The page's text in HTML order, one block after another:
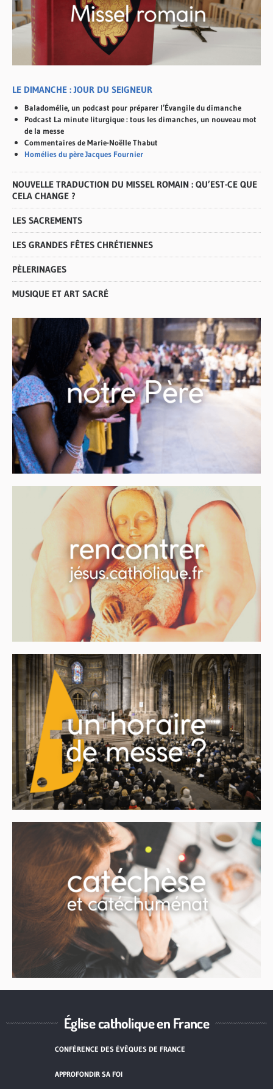
LE DIMANCHE : JOUR DU SEIGNEUR
Baladomélie, un podcast pour préparer l’Évangile du dimanche
Podcast La minute liturgique : tous les dimanches, un nouveau mot
de la messe
Commentaires de Marie-Noëlle Thabut
Homélies du père Jacques Fournier
NOUVELLE TRADUCTION DU MISSEL ROMAIN : QU’EST-CE QUE
CELA CHANGE ?
LES SACREMENTS
LES GRANDES FÊTES CHRÉTIENNES
PÈLERINAGES
MUSIQUE ET ART SACRÉ
Église catholique en France
CONFÉRENCE DES ÉVÊQUES DE FRANCE
APPROFONDIR SA FOI